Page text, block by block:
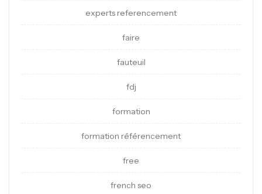
experts referencement
faire
fauteuil
fdj
formation
formation référencement
free
french seo